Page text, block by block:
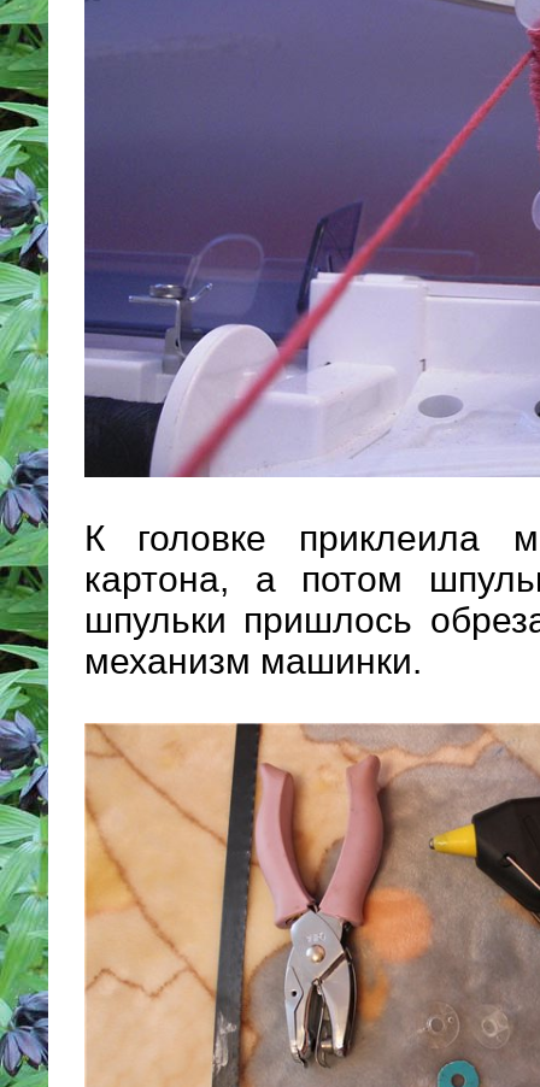
К головке приклеила
картона, а потом
шпульки пришлось
механизм машинки.